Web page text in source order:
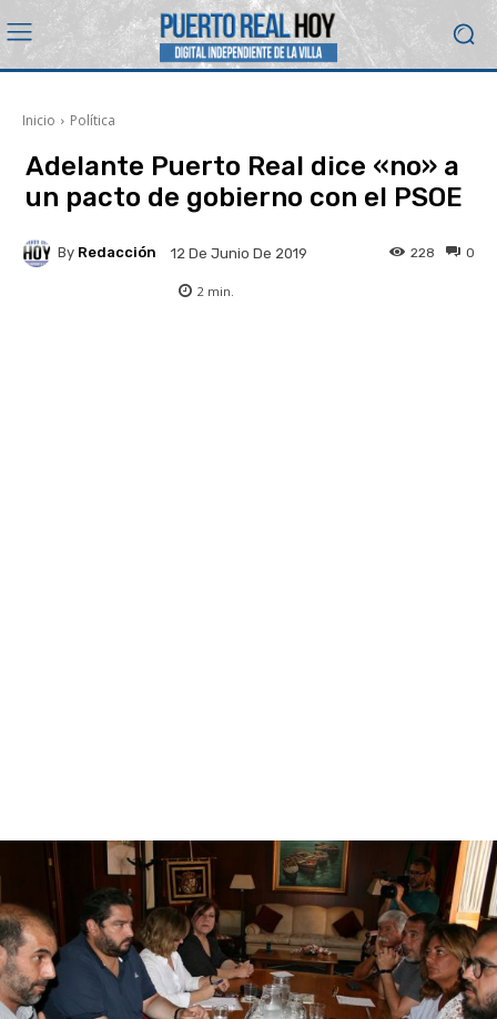
Inicio Política
Adelante Puerto Real dice «no» a
un pacto de gobierno con el PSOE
By Redacción 12 De Junio De 2019 0
228
2 min.